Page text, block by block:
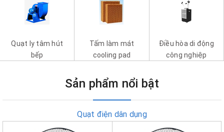
Quạt ly tâm hút
bếp
Tấm làm mát
cooling pad
Điều hòa di động
công nghiệp
Sản phẩm nổi bật
Quạt điện dân dụng